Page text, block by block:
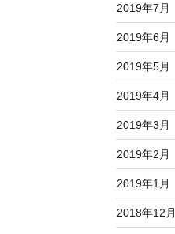
2019年7月
2019年6月
2019年5月
2019年4月
2019年3月
2019年2月
2019年1月
2018年12月